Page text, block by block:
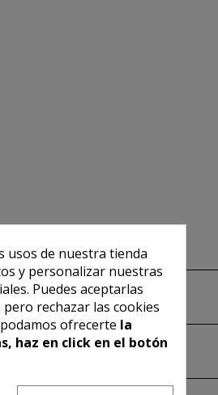
usos de nuestra tienda
y personalizar nuestras
Puedes aceptarlas
rechazar las cookies
ofrecerte la
haz en click en el botón